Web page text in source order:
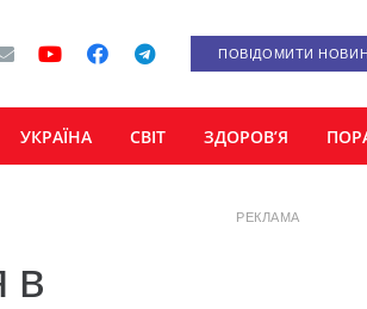
ПОВІДОМИТИ
УКРАЇНА СВІТ ЗДОРОВ’Я
в
РЕКЛАМА